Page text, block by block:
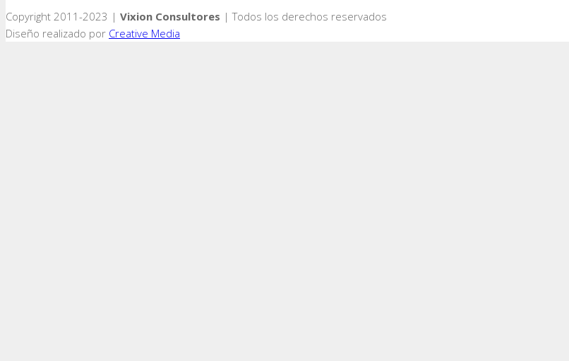
Copyright 2011-2023 | Vixion Consultores | Todos los derechos reservados
Diseño realizado por Creative Media